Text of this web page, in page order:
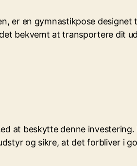
er en gymnastikpose
bekvemt at transportere dit
beskytte denne investering.
og sikre, at det forbliver i